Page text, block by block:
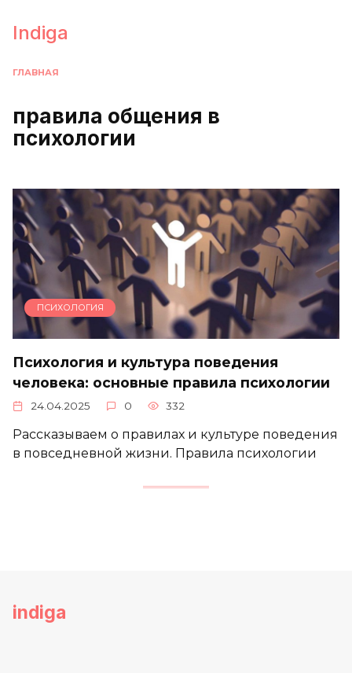
содержанию
Indiga
ГЛАВНАЯ
правила общения в
психологии
ПСИХОЛОГИЯ
Психология и культура поведения
человека: основные правила психологии
24.04.2025 0 332
Рассказываем о правилах и культуре поведения
в повседневной жизни. Правила психологии
indiga